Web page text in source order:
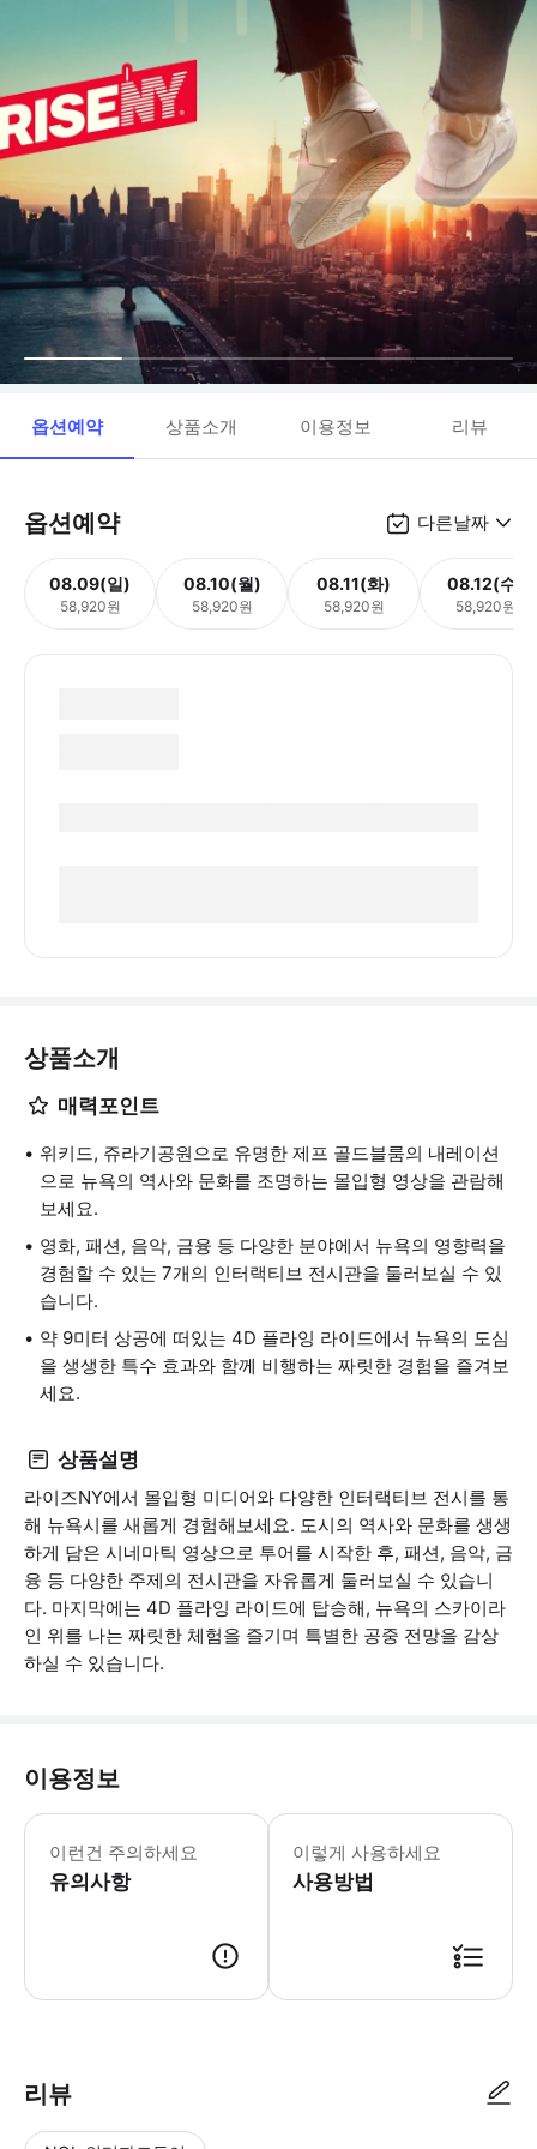
옵션예약 상품소개 이용정보 리뷰
옵션예약 다른날짜
08.09(일)
58,920원
08.10(월)
58,920원
08.11(화)
58,920원
08.12(수)
58,920원
상품소개
매력포인트
위키드, 쥬라기공원으로 유명한 제프 골드블룸의 내레이션
으로 뉴욕의 역사와 문화를 조명하는 몰입형 영상을 관람해
보세요.
영화, 패션, 음악, 금융 등 다양한 분야에서 뉴욕의 영향력을
경험할 수 있는 7개의 인터랙티브 전시관을 둘러보실 수 있
습니다.
약 9미터 상공에 떠있는 4D 플라잉 라이드에서 뉴욕의 도심
을 생생한 특수 효과와 함께 비행하는 짜릿한 경험을 즐겨보
세요.
상품설명
라이즈NY에서 몰입형 미디어와 다양한 인터랙티브 전시를 통
해 뉴욕시를 새롭게 경험해보세요. 도시의 역사와 문화를 생생
하게 담은 시네마틱 영상으로 투어를 시작한 후, 패션, 음악, 금
융 등 다양한 주제의 전시관을 자유롭게 둘러보실 수 있습니
다. 마지막에는 4D 플라잉 라이드에 탑승해, 뉴욕의 스카이라
인 위를 나는 짜릿한 체험을 즐기며 특별한 공중 전망을 감상
하실 수 있습니다.
이용정보
이런건 주의하세요
유의사항
어린이 규정: - 모든 이용객은 최소 신
이렇게 사용하세요
사용방법
리뷰